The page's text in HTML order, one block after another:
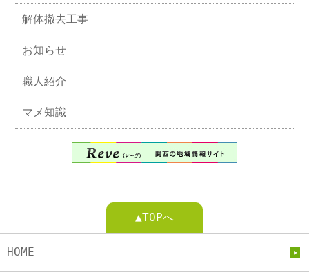
解体撤去工事
お知らせ
職人紹介
マメ知識
▲TOPへ
HOME